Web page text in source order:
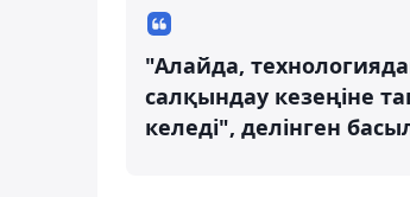
"Алайда,
салқындау кезеңіне
келеді", делінген